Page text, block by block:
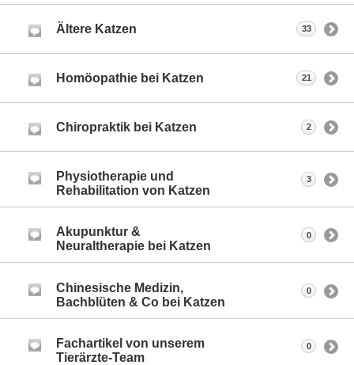
Ältere Katzen 33
Homöopathie bei Katzen 21
Chiropraktik bei Katzen 2
Physiotherapie und
Rehabilitation von Katzen
3
Akupunktur &
Neuraltherapie bei Katzen
0
Chinesische Medizin,
Bachblüten & Co bei Katzen
0
Fachartikel von unserem
Tierärzte-Team
0